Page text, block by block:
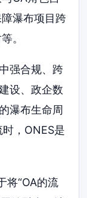
瀑布项目跨
。
强合规、跨
设、政企数
瀑布生命周
，ONES是
将“OA的流